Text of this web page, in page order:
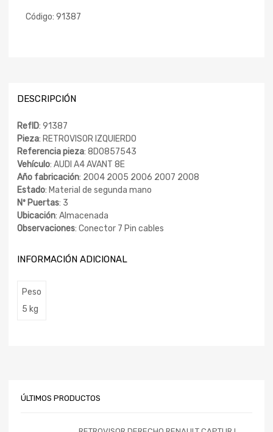
Código: 91387
DESCRIPCIÓN
RefID: 91387
Pieza: RETROVISOR IZQUIERDO
Referencia pieza: 8D0857543
Vehículo: AUDI A4 AVANT 8E
Año fabricación: 2004 2005 2006 2007 2008
Estado: Material de segunda mano
Nº Puertas: 3
Ubicación: Almacenada
Observaciones: Conector 7 Pin cables
INFORMACIÓN ADICIONAL
Peso
5 kg
ÚLTIMOS PRODUCTOS